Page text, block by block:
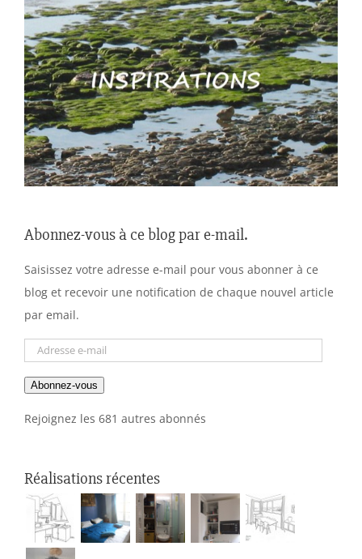
Abonnez-vous à ce blog par e-mail.
Saisissez votre adresse e-mail pour vous abonner à ce
blog et recevoir une notification de chaque nouvel article
par email.
Adresse
mail
Abonnez-vous
Rejoignez les 681 autres abonnés
Réalisations récentes